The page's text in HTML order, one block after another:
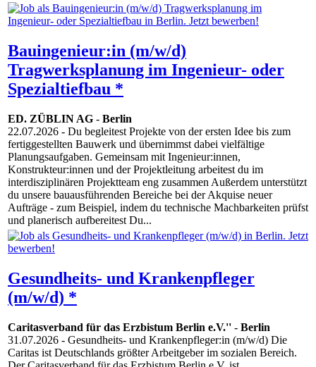
Bauingenieur:in (m/w/d)
Tragwerksplanung im Ingenieur- oder
Spezialtiefbau *
ED. ZÜBLIN AG - Berlin
22.07.2026 - Du begleitest Projekte von der ersten Idee bis zum
fertiggestellten Bauwerk und übernimmst dabei vielfältige
Planungsaufgaben. Gemeinsam mit Ingenieur:innen,
Konstrukteur:innen und der Projektleitung arbeitest du im
interdisziplinären Projektteam eng zusammen Außerdem unterstützt
du unsere bauausführenden Bereiche bei der Akquise neuer
Aufträge - zum Beispiel, indem du technische Machbarkeiten prüfst
und planerisch aufbereitest Du...
Gesundheits- und Krankenpfleger
(m/w/d) *
Caritasverband für das Erzbistum Berlin e.V.'' - Berlin
31.07.2026 - Gesundheits- und Krankenpfleger:in (m/w/d) Die
Caritas ist Deutschlands größter Arbeitgeber im sozialen Bereich.